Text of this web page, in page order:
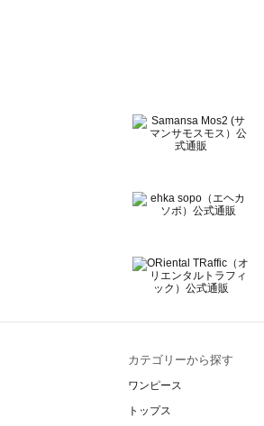
BETTY'S BLUE（べティー
Wpc.（ワールドパーティー
カテゴリーから探す
ワンピース
トップス